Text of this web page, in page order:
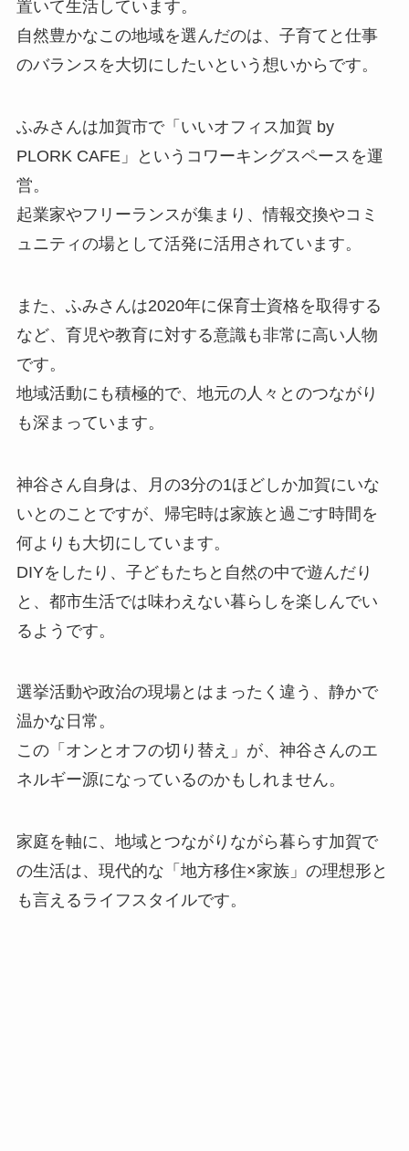
置いて生活しています。
自然豊かなこの地域を選んだのは、子育てと仕事
のバランスを大切にしたいという想いからです。
ふみさんは加賀市で「いいオフィス加賀 by
PLORK CAFE」というコワーキングスペースを運
営。
起業家やフリーランスが集まり、情報交換やコミ
ュニティの場として活発に活用されています。
また、ふみさんは2020年に保育士資格を取得する
など、育児や教育に対する意識も非常に高い人物
です。
地域活動にも積極的で、地元の人々とのつながり
も深まっています。
神谷さん自身は、月の3分の1ほどしか加賀にいな
いとのことですが、帰宅時は家族と過ごす時間を
何よりも大切にしています。
DIYをしたり、子どもたちと自然の中で遊んだり
と、都市生活では味わえない暮らしを楽しんでい
るようです。
選挙活動や政治の現場とはまったく違う、静かで
温かな日常。
この「オンとオフの切り替え」が、神谷さんのエ
ネルギー源になっているのかもしれません。
家庭を軸に、地域とつながりながら暮らす加賀で
の生活は、現代的な「地方移住×家族」の理想形と
も言えるライフスタイルです。